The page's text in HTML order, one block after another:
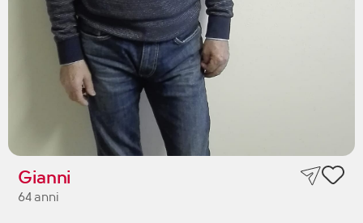
Gianni
64 anni